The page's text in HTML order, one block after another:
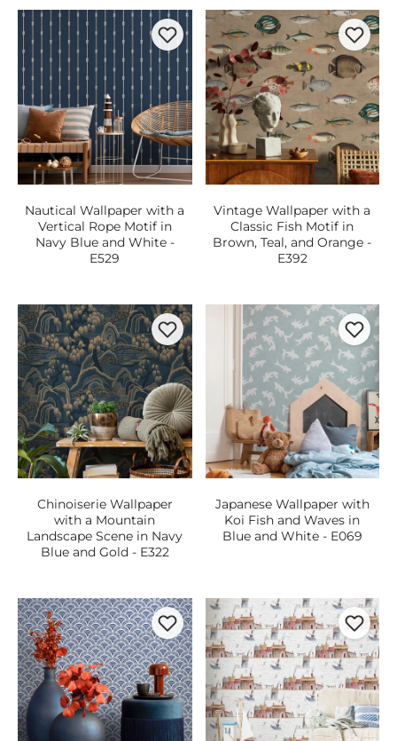
Nautical Wallpaper with a
Vertical Rope Motif in
Navy Blue and White -
E529
Vintage Wallpaper with a
Classic Fish Motif in
Brown, Teal, and Orange -
E392
Chinoiserie Wallpaper
with a Mountain
Landscape Scene in Navy
Blue and Gold - E322
Japanese Wallpaper with
Koi Fish and Waves in
Blue and White - E069